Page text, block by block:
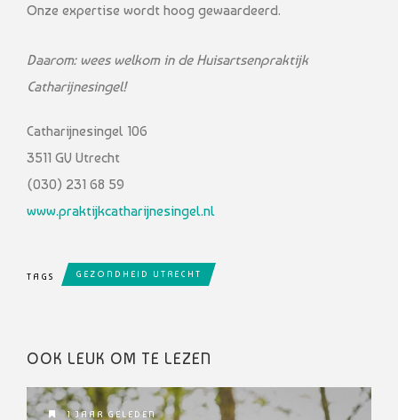
Onze expertise wordt hoog gewaardeerd.
Daarom: wees welkom in de Huisartsenpraktijk
Catharijnesingel!
Catharijnesingel 106
3511 GV Utrecht
(030) 231 68 59
www.praktijkcatharijnesingel.nl
TAGS GEZONDHEID UTRECHT
OOK LEUK OM TE LEZEN
1 JAAR GELEDEN